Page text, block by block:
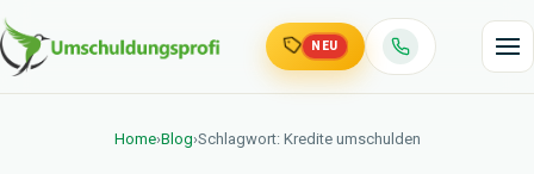
NEU
Home›Blog›Schlagwort: Kredite umschulden